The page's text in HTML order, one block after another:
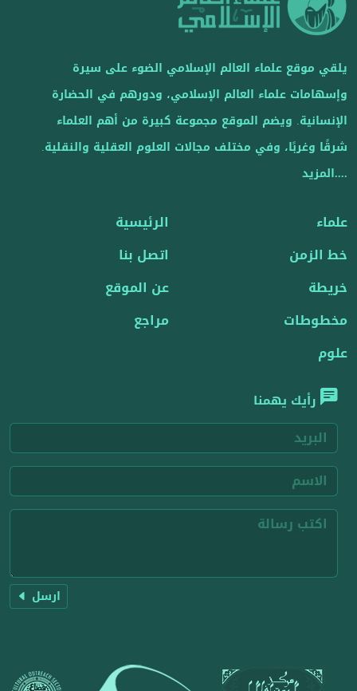
يلقي موقع علماء العالم الإسلامي الضوء على سيرة
وإسهامات علماء العالم الإسلامي، ودورهم في الحضارة
الإنسانية. ويضم الموقع مجموعة كبيرة من أهم العلماء
شرقًا وغربًا، وفي مختلف مجالات العلوم العقلية والنقلية.
....المزيد
علماء
خط الزمن
خريطة
مخطوطات
علوم
الرئيسية
اتصل بنا
عن الموقع
مراجع
رأيك يهمنا
ارسل